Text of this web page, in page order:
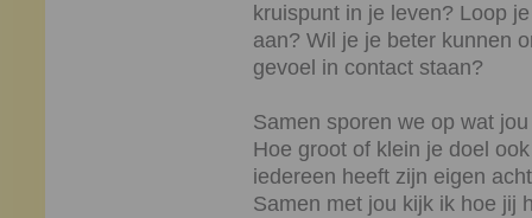
kruispunt in je leven? Loop
aan? Wil je je beter kunnen
gevoel in contact staan?
Samen sporen we op wat
Hoe groot of klein je doel
iedereen heeft zijn eigen
Samen met jou kijk ik hoe jij